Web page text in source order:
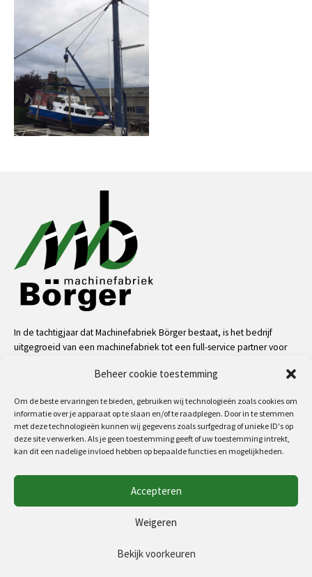
Beheer cookie toestemming
Om de beste ervaringen te bieden, gebruiken wij technologieën zoals cookies om
informatie over je apparaat op te slaan en/of te raadplegen. Door in te stemmen
met deze technologieën kunnen wij gegevens zoals surfgedrag of unieke ID's op
deze site verwerken. Als je geen toestemming geeft of uw toestemming intrekt,
kan dit een nadelige invloed hebben op bepaalde functies en mogelijkheden.
Accepteren
Weigeren
Bekijk voorkeuren
In de tachtigjaar dat Machinefabriek Börger bestaat, is het bedrijf
uitgegroeid van een machinefabriek tot een full-service partner voor
bijna alle uitdagingen aan op het gebied van service, machinale
meer
Algemene voorwaarden
Cookiebeleid (EU)